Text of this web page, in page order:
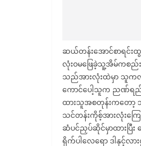
ဆယ်တန်းအောင်စာရင်
လုံးဝမဖြေခဲ့သူ့အိမ်ကစ
သည်အားလုံးထဲမှာ သူကလွဲ
ကောင်ပေါ့သူက ညဏ်ရည်
ထားသူအစတုန်းကတော့
သင်တန်းကိုစ့်အားလုံးကြ
ဆံပင်ညှပ်ဆိုင်မှာထားပြီး
ရိုက်ပါလေရော ဒါနှင့်လ